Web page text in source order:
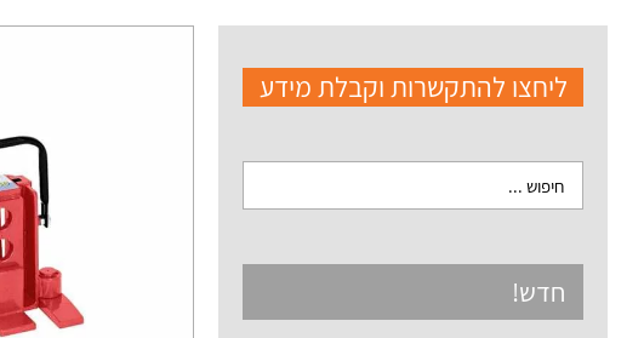
ליחצו להתקשרות וקבלת מידע
חדש!